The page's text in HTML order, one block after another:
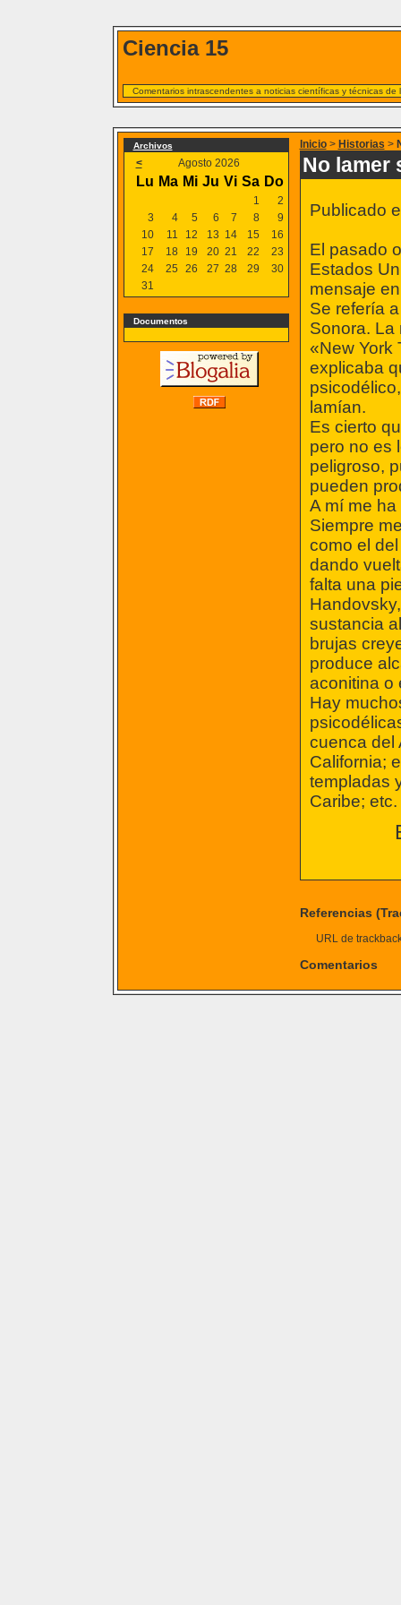
Ciencia 15
Comentarios intrascendentes a noticias científicas y técnicas de
Archivos
< Agosto 2026
Lu Ma Mi Ju Vi Sa Do
1
2
3
4 5 6 7 8
9
10
11 12 13 14 15
16
17
18 19 20 21 22
23
24
25 26 27 28 29
30
31
Documentos
Inicio> Historias >
No lamer
Publicado
El pasado
Estados
mensaje
Se refería
Sonora. La
«New York
explicaba
lamían.
Es cierto
pero no es
peligroso,
pueden
A mí me
Siempre
como el
dando
falta una
sustancia
brujas
produce
aconitina o
Hay
cuenca del
California;
templadas
Caribe; etc.
Referencias
URL de
Comentarios